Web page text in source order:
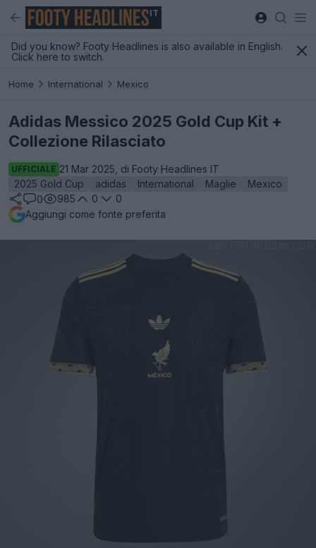
IT
Did you know? Footy Headlines is also available in English.
Click here to switch.
Home International Mexico
Adidas Messico 2025 Gold Cup Kit +
Collezione Rilasciato
UFFICIALE 21 Mar 2025, di Footy Headlines IT
2025 Gold Cup
adidas International Maglie
Mexico
0
985 0
0
Aggiungi come fonte preferita